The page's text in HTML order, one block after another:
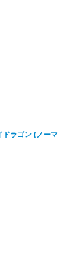
ラゴン (ノーマ